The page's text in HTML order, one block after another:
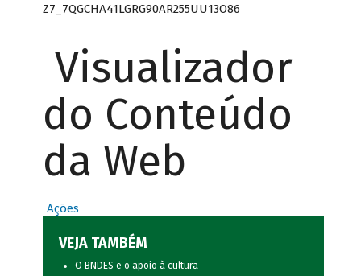
Z7_7QGCHA41LGRG90AR255UU13O86
Visualizador
do Conteúdo
da Web
Ações
VEJA TAMBÉM
O BNDES e o apoio à cultura